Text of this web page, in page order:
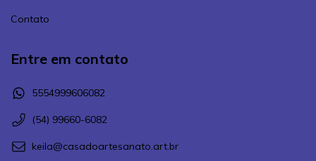
Contato
Entre em contato
5554999606082
(54) 99660-6082
keila@casadoartesanato.art.br